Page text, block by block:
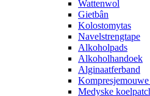
Wattenwol
Gietbân
Kolostomytas
Navelstrengtape
Alkoholpads
Alkoholhandoek
Alginaatferband
Medyske